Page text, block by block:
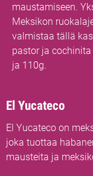
maustamiseen.
Meksikon
valmistaa tällä
pastor ja
ja 110g.
El Yucateco
El Yucateco on
joka tuottaa
mausteita ja